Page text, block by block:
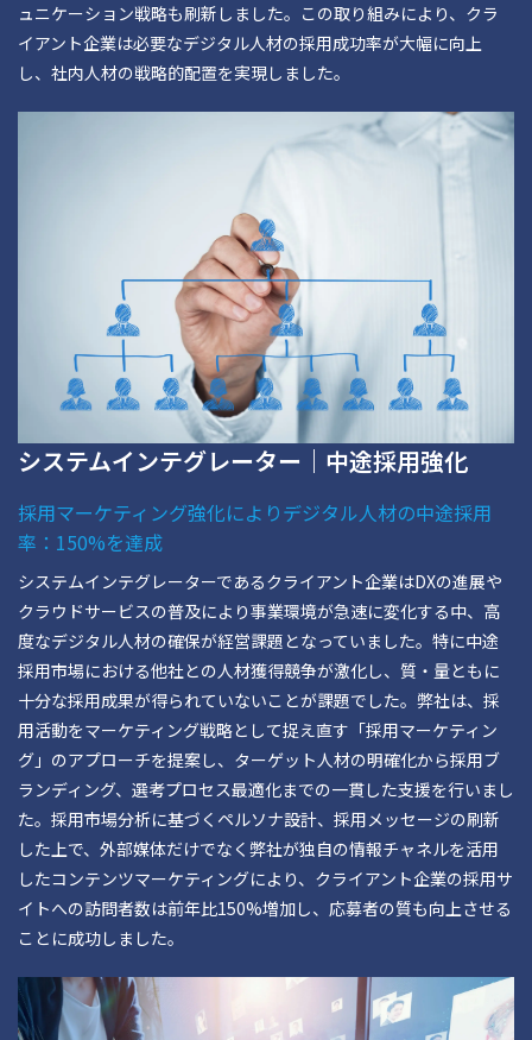
ュニケーション戦略も刷新しました。この取り組みにより、クラ
イアント企業は必要なデジタル人材の採用成功率が大幅に向上
し、社内人材の戦略的配置を実現しました。
システムインテグレーター｜中途採用強化
採用マーケティング強化によりデジタル人材の中途採用
率：150%を達成
システムインテグレーターであるクライアント企業はDXの進展や
クラウドサービスの普及により事業環境が急速に変化する中、高
度なデジタル人材の確保が経営課題となっていました。特に中途
採用市場における他社との人材獲得競争が激化し、質・量ともに
十分な採用成果が得られていないことが課題でした。弊社は、採
用活動をマーケティング戦略として捉え直す「採用マーケティン
グ」のアプローチを提案し、ターゲット人材の明確化から採用ブ
ランディング、選考プロセス最適化までの一貫した支援を行いまし
た。採用市場分析に基づくペルソナ設計、採用メッセージの刷新
した上で、外部媒体だけでなく弊社が独自の情報チャネルを活用
したコンテンツマーケティングにより、クライアント企業の採用サ
イトへの訪問者数は前年比150%増加し、応募者の質も向上させる
ことに成功しました。